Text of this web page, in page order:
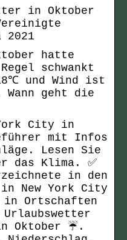
in Oktober
2021
hatte
schwankt
und Wind ist
geht die
City in
mit Infos
Lesen Sie
das Klima. ✅
in den
in New York City
in Ortschaften
Oktober ☔.